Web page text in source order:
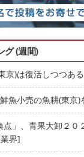
グ (週間)
京)は復活しつつ
魚小売の魚耕(東
点」、青果大卸２
界]